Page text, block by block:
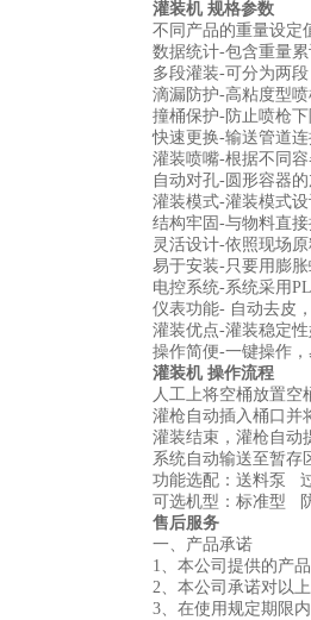
灌装机 规格参数
不同产品的重量设定
数据统计-包含重量
多段灌装-可分为两段
滴漏防护-高粘度型
撞桶保护-防止喷枪
快速更换-输送管道
灌装喷嘴-根据不同
自动对孔-圆形容器
灌装模式-灌装模式
结构牢固-与物料直
灵活设计-依照现场
易于安装-只要用膨
电控系统-系统采用
仪表功能- 自动去皮
灌装优点-灌装稳定
操作简便-一键操作
灌装机 操作流程
人工上将空桶放置空
灌枪自动插入桶口并
灌装结束，灌枪自动
系统自动输送至暂存
功能选配：送料泵
可选机型：标准型
售后服务
一、产品承诺
1、本公司提供的产
2、本公司承诺对以
3、在使用规定期限